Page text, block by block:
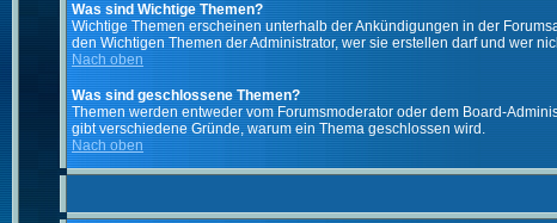
Was sind Wichtige Themen?
Wichtige Themen erscheinen unterhalb der Ankündigungen in der
den Wichtigen Themen der Administrator, wer sie erstellen darf und wer
Nach oben
Was sind geschlossene Themen?
Themen werden entweder vom Forumsmoderator oder dem Board-
gibt verschiedene Gründe, warum ein Thema geschlossen wird.
Nach oben